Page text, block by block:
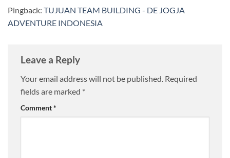
Pingback: TUJUAN TEAM BUILDING - DE JOGJA
ADVENTURE INDONESIA
Leave a Reply
Your email address will not be published. Required
fields are marked *
Comment*